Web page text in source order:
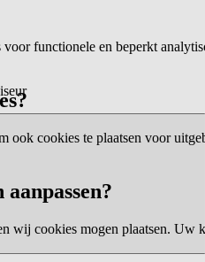
functionele en beperkt
ook cookies te plaatsen voor
wij cookies mogen plaatsen.